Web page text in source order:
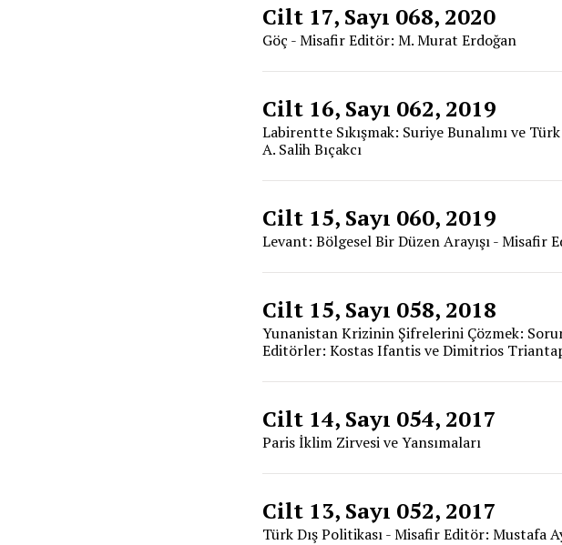
Cilt 17, Sayı 068, 2020
Göç - Misafir Editör: M. Murat Erdoğan
Cilt 16, Sayı 062, 2019
Labirentte Sıkışmak: Suriye Bunalımı ve
A. Salih Bıçakcı
Cilt 15, Sayı 060, 2019
Levant: Bölgesel Bir Düzen Arayışı - Misafir
Cilt 15, Sayı 058, 2018
Yunanistan Krizinin Şifrelerini Çözmek:
Editörler: Kostas Ifantis ve Dimitrios
Cilt 14, Sayı 054, 2017
Paris İklim Zirvesi ve Yansımaları
Cilt 13, Sayı 052, 2017
Türk Dış Politikası - Misafir Editör: Mustafa